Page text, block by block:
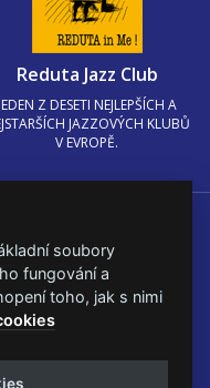
Reduta Jazz Club
JEDEN Z DESETI NEJLEPŠÍCH A
JAZZOVÝCH KLUBŮ
V EVROPĚ.
BOHEMIA, a.s.
soubory
fungování a
toho, jak s nimi